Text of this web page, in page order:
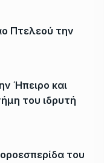
Πτελεού την
Ήπειρο και
του ιδρυτή
του